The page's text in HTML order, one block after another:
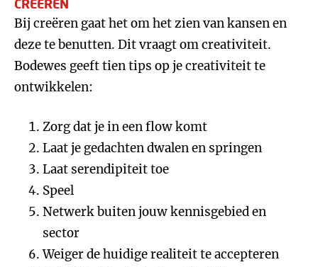
CREËREN
Bij creëren gaat het om het zien van kansen en
deze te benutten. Dit vraagt om creativiteit.
Bodewes geeft tien tips op je creativiteit te
ontwikkelen:
Zorg dat je in een flow komt
Laat je gedachten dwalen en springen
Laat serendipiteit toe
Speel
Netwerk buiten jouw kennisgebied en
sector
Weiger de huidige realiteit te accepteren